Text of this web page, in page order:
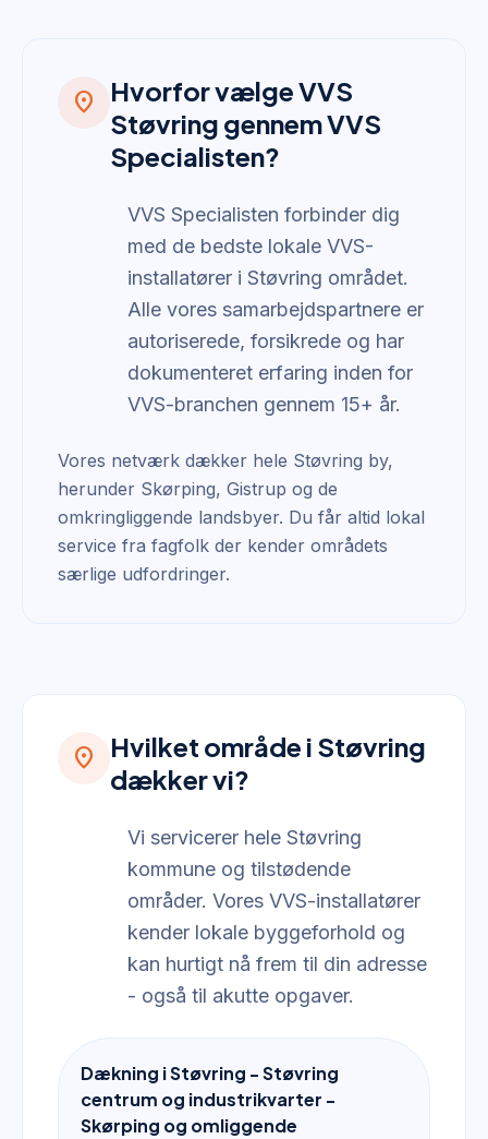
location_on
Hvorfor vælge VVS
Støvring gennem VVS
Specialisten?
VVS Specialisten forbinder dig
med de bedste lokale VVS-
installatører i Støvring området.
Alle vores samarbejdspartnere er
autoriserede, forsikrede og har
dokumenteret erfaring inden for
VVS-branchen gennem 15+ år.
Vores netværk dækker hele Støvring by,
herunder Skørping, Gistrup og de
omkringliggende landsbyer. Du får altid lokal
service fra fagfolk der kender områdets
særlige udfordringer.
location_on
Hvilket område i Støvring
dækker vi?
Vi servicerer hele Støvring
kommune og tilstødende
områder. Vores VVS-installatører
kender lokale byggeforhold og
kan hurtigt nå frem til din adresse
- også til akutte opgaver.
Dækning i Støvring - Støvring
centrum og industrikvarter -
Skørping og omliggende